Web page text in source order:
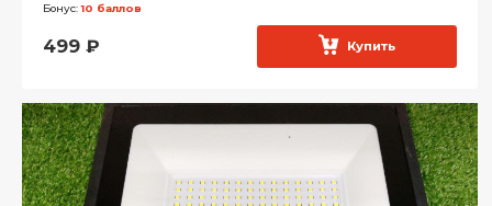
Бонус:10 баллов
499 ₽ Купить